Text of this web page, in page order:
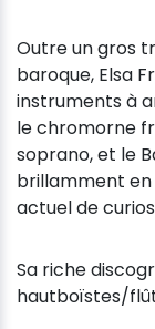
Outre un gros
baroque, Elsa
instruments à
le chromorne
soprano, et le
brillamment
actuel de
Sa riche
hautboïstes/